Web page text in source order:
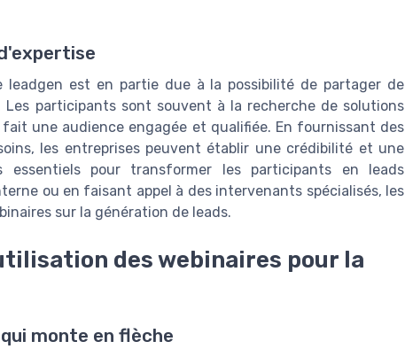
est en partie due à la possibilité de partager de
Les participants sont souvent à la recherche de solutions
une audience engagée et qualifiée. En fournissant des
les entreprises peuvent établir une crédibilité et une
pour transformer les participants en leads
ou en faisant appel à des intervenants spécialisés, les
sur la génération de leads.
des webinaires pour la
monte en flèche